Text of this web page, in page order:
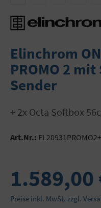
Elinchrom
PROMO 2
Sender
+ 2x Octa Softbox
Art.Nr.:
1.589,00
Preise inkl. MwSt. zzgl.